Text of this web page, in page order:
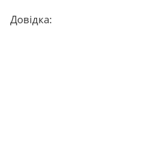
Довідка: